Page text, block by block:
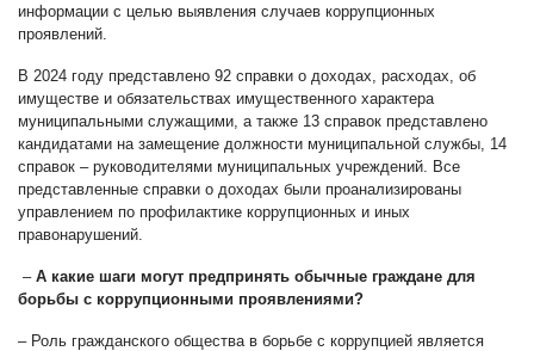
информации с целью выявления случаев коррупционных
проявлений.
В 2024 году представлено 92 справки о доходах, расходах, об
имуществе и обязательствах имущественного характера
муниципальными служащими, а также 13 справок представлено
кандидатами на замещение должности муниципальной службы, 14
справок – руководителями муниципальных учреждений. Все
представленные справки о доходах были проанализированы
управлением по профилактике коррупционных и иных
правонарушений.
–А какие шаги могут предпринять обычные граждане для
борьбы с коррупционными проявлениями?
– Роль гражданского общества в борьбе с коррупцией является